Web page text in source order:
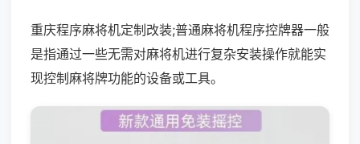
重庆程序麻将机定制改装;普通麻将机程序控牌器一般
是指通过一些无需对麻将机进行复杂安装操作就能实
现控制麻将牌功能的设备或工具。